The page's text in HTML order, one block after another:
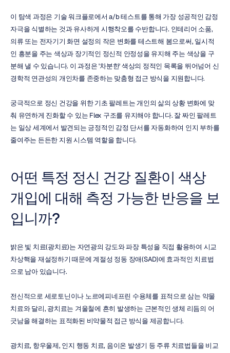
이 탐색 과정은 기술 워크플로에서 a/b 테스트를 통해 가장 성공적인 감정
자극을 식별하는 것과 유사하게 시행착오를 수반합니다. 인테리어 소품,
의류 또는 전자기기 화면 설정의 작은 변화를 테스트해 봄으로써, 일시적
인 흥분을 주는 색상과 장기적인 정신적 안정성을 유지해 주는 색상을 구
분해 낼 수 있습니다. 이 과정은 '차분한' 색상의 정적인 목록을 뛰어넘어 신
경학적 연관성의 개인차를 존중하는 맞춤형 접근 방식을 지원합니다.
궁극적으로 정신 건강을 위한 기초 팔레트는 개인의 삶의 상황 변화에 맞
춰 유연하게 진화할 수 있는 Flex 구조를 유지해야 합니다. 잘 짜인 팔레트
는 일상 세계에서 발견되는 긍정적인 감정 단서를 자동화하여 인지 부하를
줄여주는 든든한 지원 시스템 역할을 합니다.
어떤 특정 정신 건강 질환이 색상
개입에 대해 측정 가능한 반응을 보
입니까?
밝은 빛 치료(광치료)는 자연광의 강도와 파장 특성을 직접 활용하여 시교
차상핵을 재설정하기 때문에 계절성 정동 장애(SAD)에 효과적인 치료법
으로 남아 있습니다.
전신적으로 세로토닌이나 노르에피네프린 수용체를 표적으로 삼는 약물
치료와 달리, 광치료는 겨울철에 흔히 발생하는 근본적인 생체 리듬의 어
긋남을 해결하는 표적화된 비약물적 접근 방식을 제공합니다.
광치료, 항우울제, 인지 행동 치료, 음이온 발생기 등 주류 치료법들을 비교